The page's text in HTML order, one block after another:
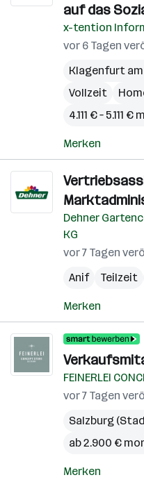
auf das
x-tention
vor 6 Tagen
Klagenfurt
Vollzeit
4.111 € – 5.111
Merken
Dehner
KG
vor 7 Tagen
Anif
Teilzeit
Merken
FEINERLEI
vor 7 Tagen
Salzburg
ab 2.900 €
Merken